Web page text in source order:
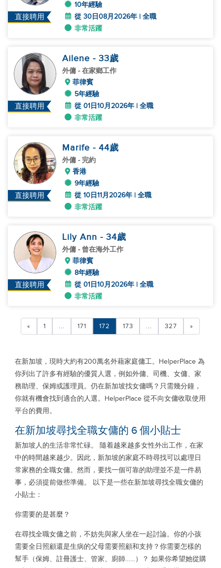
直接聘用
10年經驗
從 30日08月2026年 | 全職
非常活躍
直接聘用
Ailene - 33歲
外傭 - 在家鄉工作
菲律賓
5年經驗
從 01日10月2026年 | 全職
非常活躍
直接聘用
Marife - 44歲
外傭 - 完約
香港
9年經驗
從 10日11月2026年 | 全職
非常活躍
直接聘用
Lily Ann - 34歲
外傭 - 曾在海外工作
菲律賓
8年經驗
從 01日10月2026年 | 全職
非常活躍
« 1 ... 171 172 173 ... 327 »
在新加坡，現時大約有200萬名外藉家庭傭工。HelperPlace 為
你列出了許多有經驗的優質人選，例如外傭、司機、女傭、家
務助理、保姆或護理員。仍在新加坡找女傭嗎？只需幾分鐘，
你就有機會找到適合的人選。HelperPlace 從不向女傭收取使用
平台的費用。
在新加坡尋找全職女傭的 6 個小貼士
新加坡人的生活非常忙碌。 隨着越來越多女性外出工作，在家
中的時間越來越少。因此，新加坡的家庭不時尋找可以處理日
常家務的全職女傭。然而，要找一個可靠的助理並不是一件易
事，必須提前做些準備。 以下是一些在新加坡尋找全職女傭的
小貼士：
你需要的是甚麼？
在尋找全職女傭之前，不妨先與家人坐在一起討論。你的小孩
需要全日照顧還是生病的父母需要照顧和支持？你需要怎樣的
幫手（保姆、註冊護士、管家、廚師……）？ 如果你希望她從購